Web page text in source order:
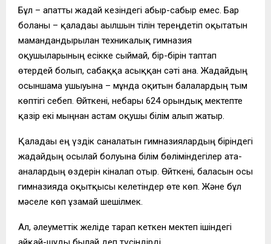
Бұл – апатты жағдай кезіндегі абыр-сабыр емес. Бар
болғаны – қаладағы ағылшын тілін тереңдетіп оқытатын
мамандандырылған техникалық гимназия
оқушыларының есікке сыймай, бір-бірін таптап
өтердей болып, сабаққа асыққан сәті ғана. Жағдайдың
осыншама ушығуына – мұнда оқитын балалардың тым
көптігі себеп. Өйткені, небары 624 орындық мектепте
қазір екі мыңнан астам оқушы білім алып жатыр.
Қаладағы ең үздік саналатын гимназиялардың біріндегі
жағдайдың осылай болуына білім бөліміндегілер ата-
аналардың өздерін кіналап отыр. Өйткені, баласын осы
гимназияда оқытқысы келетіндер өте көп. Және бұл
мәселе көп ұзамай шешілмек.
Ал, әлеуметтік желіде тарап кеткен мектеп ішіндегі